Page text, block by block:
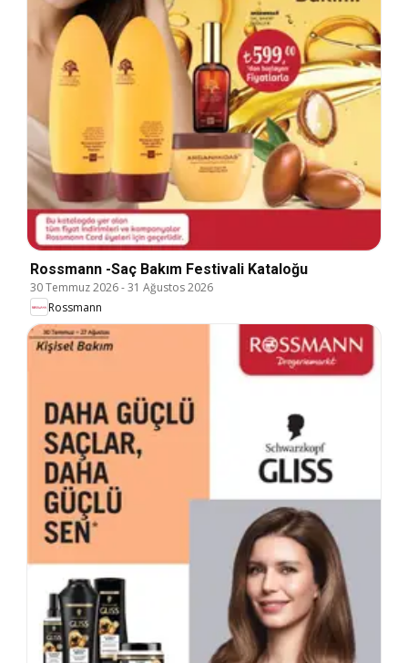
Rossmann -Saç Bakım Festivali Kataloğu
30 Temmuz 2026-31 Ağustos 2026
Rossmann